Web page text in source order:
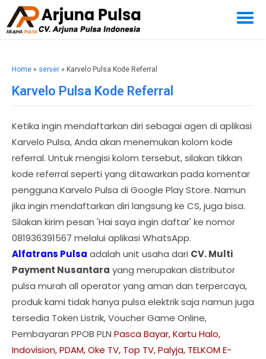
Home » server » Karvelo Pulsa Kode Referral
Karvelo Pulsa Kode Referral
Ketika ingin mendaftarkan diri sebagai agen di aplikasi
Karvelo Pulsa, Anda akan menemukan kolom kode
referral. Untuk mengisi kolom tersebut, silakan tikkan
kode referral seperti yang ditawarkan pada komentar
pengguna Karvelo Pulsa di Google Play Store. Namun
jika ingin mendaftarkan diri langsung ke CS, juga bisa.
Silakan kirim pesan 'Hai saya ingin daftar' ke nomor
081936391567 melalui aplikasi WhatsApp.
Alfatrans Pulsa adalah unit usaha dari CV. Multi
Payment Nusantara yang merupakan distributor
pulsa murah all operator yang aman dan terpercaya,
produk kami tidak hanya pulsa elektrik saja namun juga
tersedia Token Listrik, Voucher Game Online,
Pembayaran PPOB PLN Pasca Bayar, Kartu Halo,
Indovision, PDAM, Oke TV, Top TV, Palyja, TELKOM E-